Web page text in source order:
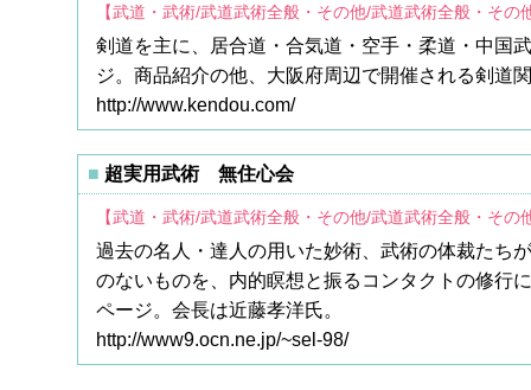
【武道・武術/武道武術全般・その他/武道武術全般・その
剣道を主に、居合道・合気道・空手・柔道・中国
ジ。商品紹介の他、大阪府周辺で開催される剣道
http://www.kendou.com/
超実用武術 無住心会
【武道・武術/武道武術全般・その他/武道武術全般・その
過去の名人・達人の用いた妙術、武術の体裁たち
のないものを、内的瞑想と振るコンタクトの修行
ページ。会長は近藤孝洋氏。
http://www9.ocn.ne.jp/~sel-98/